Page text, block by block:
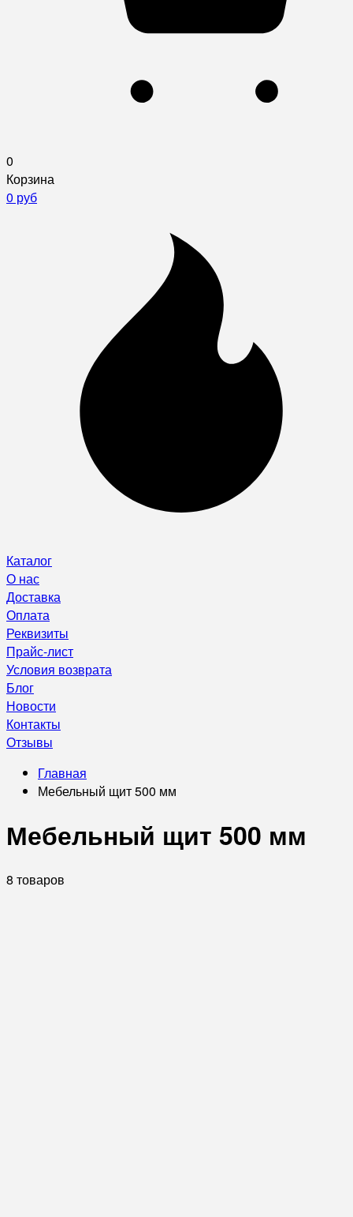
0
Корзина
0 руб
Каталог
О нас
Доставка
Оплата
Реквизиты
Прайс-лист
Условия возврата
Блог
Новости
Контакты
Отзывы
Главная
Мебельный щит 500 мм
Мебельный щит 500 мм
8 товаров